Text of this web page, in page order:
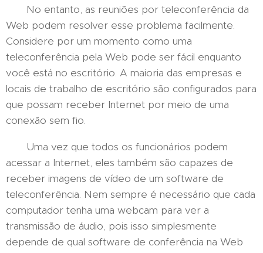
No entanto, as reuniões por teleconferência da
Web podem resolver esse problema facilmente.
Considere por um momento como uma
teleconferência pela Web pode ser fácil enquanto
você está no escritório. A maioria das empresas e
locais de trabalho de escritório são configurados para
que possam receber Internet por meio de uma
conexão sem fio.
Uma vez que todos os funcionários podem
acessar a Internet, eles também são capazes de
receber imagens de vídeo de um software de
teleconferência. Nem sempre é necessário que cada
computador tenha uma webcam para ver a
transmissão de áudio, pois isso simplesmente
depende de qual software de conferência na Web